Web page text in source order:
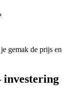
gemak de prijs en
investering